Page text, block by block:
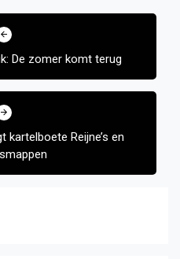
De zomer komt terug
kartelboete Reijne’s en